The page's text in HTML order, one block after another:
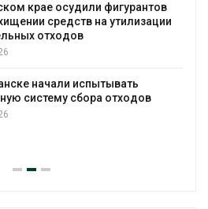
крае осудили фигурантов
средств на утилизации
отходов
начали испытывать
систему сбора отходов